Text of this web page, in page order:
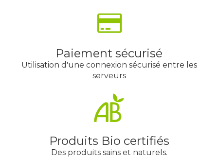
Paiement sécurisé
Utilisation d'une connexion sécurisé entre les
serveurs
Produits Bio certifiés
Des produits sains et naturels.